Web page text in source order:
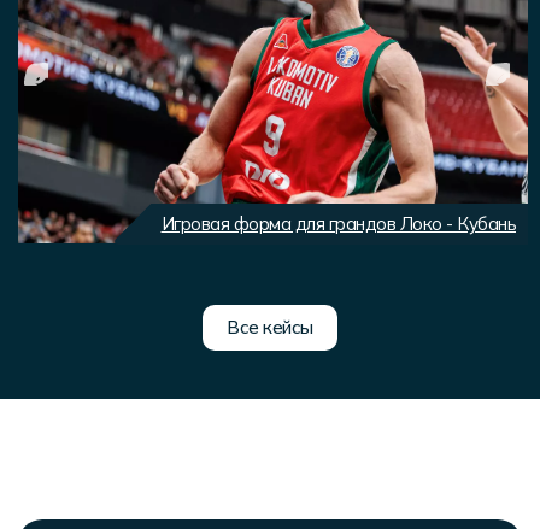
Игровая форма для грандов Локо - Кубань
Все кейсы